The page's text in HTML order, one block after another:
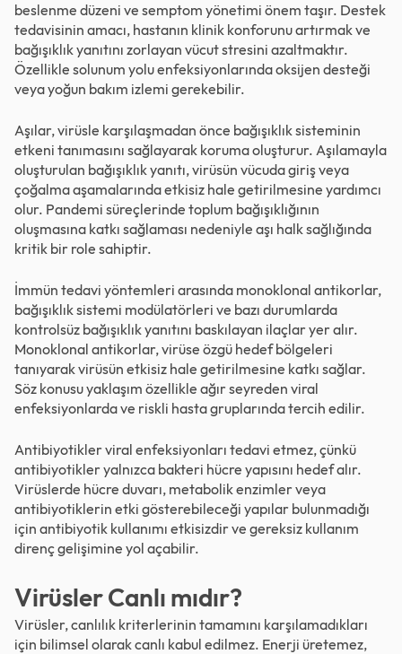
beslenme düzeni ve semptom yönetimi önem taşır. Destek
tedavisinin amacı, hastanın klinik konforunu artırmak ve
bağışıklık yanıtını zorlayan vücut stresini azaltmaktır.
Özellikle solunum yolu enfeksiyonlarında oksijen desteği
veya yoğun bakım izlemi gerekebilir.
Aşılar, virüsle karşılaşmadan önce bağışıklık sisteminin
etkeni tanımasını sağlayarak koruma oluşturur. Aşılamayla
oluşturulan bağışıklık yanıtı, virüsün vücuda giriş veya
çoğalma aşamalarında etkisiz hale getirilmesine yardımcı
olur. Pandemi süreçlerinde toplum bağışıklığının
oluşmasına katkı sağlaması nedeniyle aşı halk sağlığında
kritik bir role sahiptir.
İmmün tedavi yöntemleri arasında monoklonal antikorlar,
bağışıklık sistemi modülatörleri ve bazı durumlarda
kontrolsüz bağışıklık yanıtını baskılayan ilaçlar yer alır.
Monoklonal antikorlar, virüse özgü hedef bölgeleri
tanıyarak virüsün etkisiz hale getirilmesine katkı sağlar.
Söz konusu yaklaşım özellikle ağır seyreden viral
enfeksiyonlarda ve riskli hasta gruplarında tercih edilir.
Antibiyotikler viral enfeksiyonları tedavi etmez, çünkü
antibiyotikler yalnızca bakteri hücre yapısını hedef alır.
Virüslerde hücre duvarı, metabolik enzimler veya
antibiyotiklerin etki gösterebileceği yapılar bulunmadığı
için antibiyotik kullanımı etkisizdir ve gereksiz kullanım
direnç gelişimine yol açabilir.
Virüsler Canlı mıdır?
Virüsler, canlılık kriterlerinin tamamını karşılamadıkları
için bilimsel olarak canlı kabul edilmez. Enerji üretemez,